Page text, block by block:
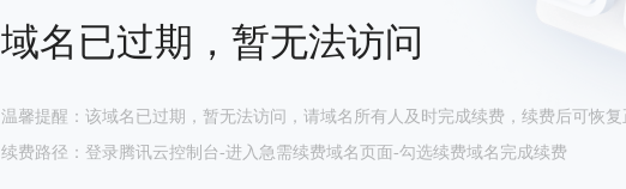
域名已过期，暂无法访问
温馨提醒：该域名已过期，暂无法访问，请域名所有人及时完成续费，续费后可恢复
续费路径：登录腾讯云控制台-进入急需续费域名页面-勾选续费域名完成续费